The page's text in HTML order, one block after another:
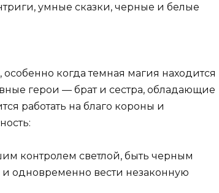
умные сказки, черные и белые
когда темная магия находится
герои — брат и сестра, обладающие
работать на благо короны и
контролем светлой, быть черным
и одновременно вести незаконную